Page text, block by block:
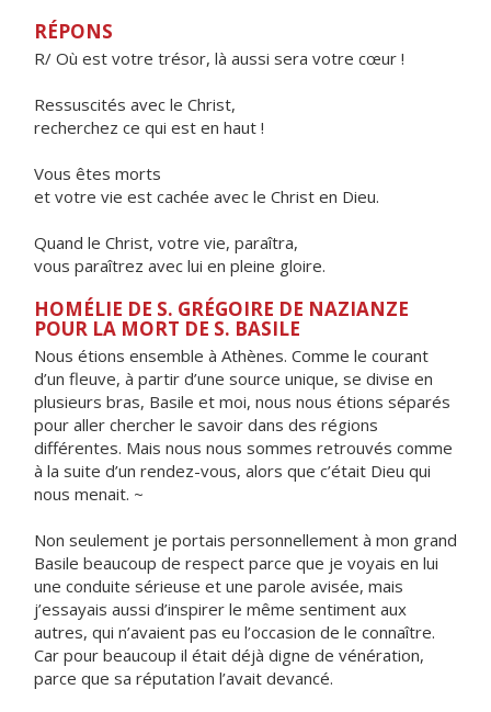
RÉPONS
R/ Où est votre trésor, là aussi sera votre cœur !
Ressuscités avec le Christ,
recherchez ce qui est en haut !
Vous êtes morts
et votre vie est cachée avec le Christ en Dieu.
Quand le Christ, votre vie, paraîtra,
vous paraîtrez avec lui en pleine gloire.
HOMÉLIE DE S. GRÉGOIRE DE NAZIANZE
POUR LA MORT DE S. BASILE
Nous étions ensemble à Athènes. Comme le courant
d’un fleuve, à partir d’une source unique, se divise en
plusieurs bras, Basile et moi, nous nous étions séparés
pour aller chercher le savoir dans des régions
différentes. Mais nous nous sommes retrouvés comme
à la suite d’un rendez-vous, alors que c’était Dieu qui
nous menait. ~
Non seulement je portais personnellement à mon grand
Basile beaucoup de respect parce que je voyais en lui
une conduite sérieuse et une parole avisée, mais
j’essayais aussi d’inspirer le même sentiment aux
autres, qui n’avaient pas eu l’occasion de le connaître.
Car pour beaucoup il était déjà digne de vénération,
parce que sa réputation l’avait devancé.